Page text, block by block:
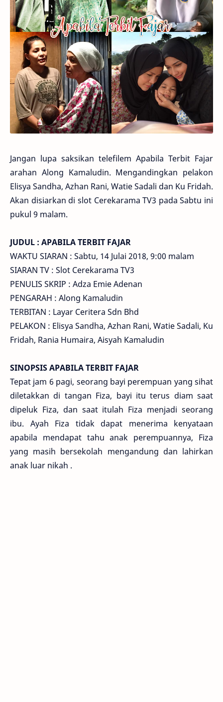
Jangan lupa saksikan telefilem Apabila Terbit Fajar
arahan Along Kamaludin. Mengandingkan pelakon
Elisya Sandha, Azhan Rani, Watie Sadali dan Ku Fridah.
Akan disiarkan di slot Cerekarama TV3 pada Sabtu ini
pukul 9 malam.
JUDUL : APABILA TERBIT FAJAR
WAKTU SIARAN : Sabtu, 14 Julai 2018, 9:00 malam
SIARAN TV : Slot Cerekarama TV3
PENULIS SKRIP : Adza Emie Adenan
PENGARAH : Along Kamaludin
TERBITAN : Layar Ceritera Sdn Bhd
PELAKON : Elisya Sandha, Azhan Rani, Watie Sadali, Ku
Fridah, Rania Humaira, Aisyah Kamaludin
SINOPSIS APABILA TERBIT FAJAR
Tepat jam 6 pagi, seorang bayi perempuan yang sihat
diletakkan di tangan Fiza, bayi itu terus diam saat
dipeluk Fiza, dan saat itulah Fiza menjadi seorang
ibu. Ayah Fiza tidak dapat menerima kenyataan
apabila mendapat tahu anak perempuannya, Fiza
yang masih bersekolah mengandung dan lahirkan
anak luar nikah .